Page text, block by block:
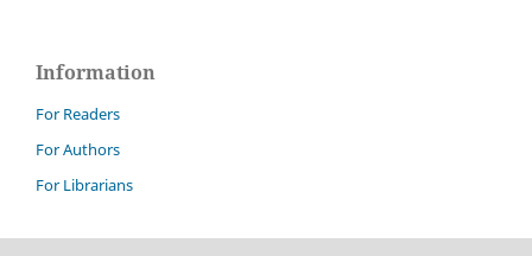
Information
For Readers
For Authors
For Librarians